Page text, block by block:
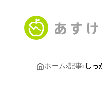
ホーム›記事› しっ